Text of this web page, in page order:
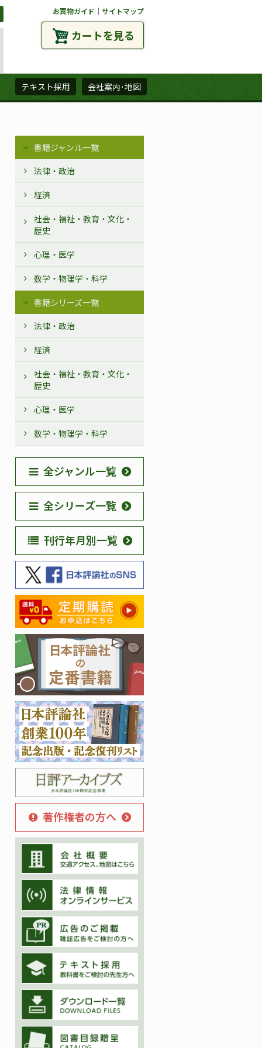
お買物ガイド ｜ サイトマップ
カートを見る
テキスト採用 会社案内･地図
書籍ジャンル一覧
法律・政治
経済
社会・福祉・教育・文化・
歴史
心理・医学
数学・物理学・科学
書籍シリーズ一覧
法律・政治
経済
社会・福祉・教育・文化・
歴史
心理・医学
数学・物理学・科学
全ジャンル一覧
全シリーズ一覧
刊行年月別一覧
著作権者の方へ